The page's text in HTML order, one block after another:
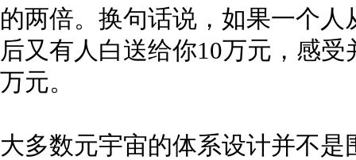
的两倍。换句话说，如果一个
后又有人白送给你10万元，感
万元。
大多数元宇宙的体系设计并不